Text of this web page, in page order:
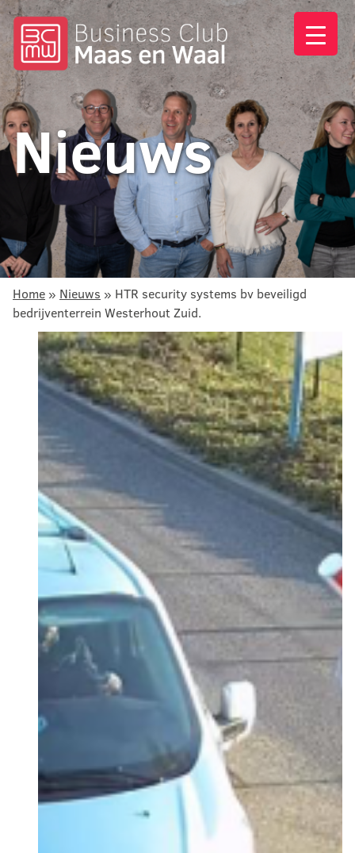
Nieuws
Home » Nieuws » HTR security systems bv beveiligd
bedrijventerrein Westerhout Zuid.